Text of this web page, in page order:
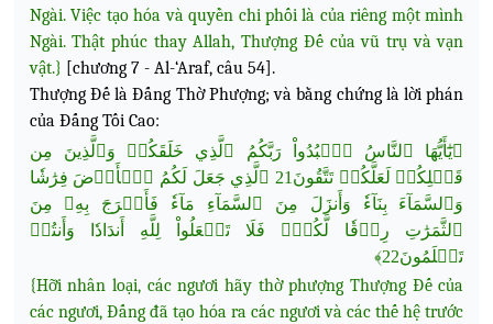
Ngài. Việc tạo hóa và quyền chi phối là của riêng một mình
Ngài. Thật phúc thay Allah, Thượng Đế của vũ trụ và vạn
vật.} [chương 7 - Al-‘Araf, câu 54].
Thượng Đế là Đấng Thờ Phượng; và bằng chứng là lời phán
của Đấng Tối Cao:
﴿يَٰٓأَيُّهَا ٱلنَّاسُ ٱعۡبُدُواْ رَبَّكُمُ ٱلَّذِي خَلَقَكُمۡ وَٱلَّذِينَ مِن
قَبۡلِكُمۡ لَعَلَّكُمۡ تَتَّقُونَ21 ٱلَّذِي جَعَلَ لَكُمُ ٱلۡأَرۡضَ فِرَٰشٗا
وَٱلسَّمَآءَ بِنَآءٗ وَأَنزَلَ مِنَ ٱلسَّمَآءِ مَآءٗ فَأَخۡرَجَ بِهِۦ مِنَ
ٱلثَّمَرَٰتِ رِزۡقٗا لَّكُمۡۖ فَلَا تَجۡعَلُواْ لِلَّهِ أَندَادٗا وَأَنتُمۡ
تَعۡلَمُونَ22﴾
{Hỡi nhân loại, các ngươi hãy thờ phượngThượng Đế của
các ngươi, Đấng đã tạo hóa ra các ngươi và các thế hệ trước